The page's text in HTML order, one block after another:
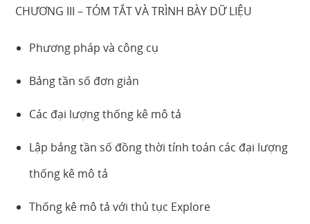
CHƯƠNG III – TÓM TẮT VÀ TRÌNH BÀY DỮ LIỆU
Phương pháp và công cụ
Bảng tần số đơn giản
Các đại lượng thống kê mô tả
Lập bảng tần số đồng thời tính toán các đại lượng
thống kê mô tả
Thống kê mô tả với thủ tục Explore